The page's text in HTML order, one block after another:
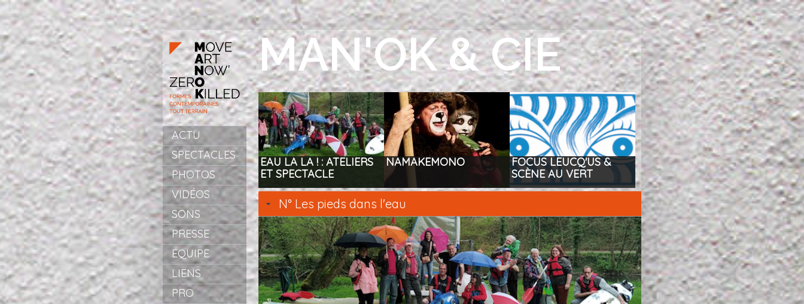
Aller au contenu principal
ACTU
SPECTACLES
PHOTOS
VIDÉOS
SONS
PRESSE
ÉQUIPE
LIENS
PRO
MAN'OK & CIE
EAU LA LA ! : ATELIERS
ET SPECTACLE
NAMAKEMONO
FOCUS LEUCQ'US &
SCÈNE AU VERT
N° Les pieds dans l'eau